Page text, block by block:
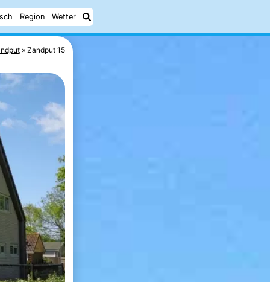
Region Wetter
Zandput 15